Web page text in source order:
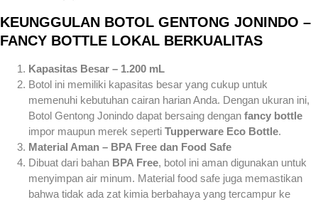
KEUNGGULAN BOTOL GENTONG JONINDO –
FANCY BOTTLE LOKAL BERKUALITAS
Kapasitas Besar – 1.200 mL
Botol ini memiliki kapasitas besar yang cukup untuk
memenuhi kebutuhan cairan harian Anda. Dengan ukuran ini,
Botol Gentong Jonindo dapat bersaing dengan fancy bottle
impor maupun merek seperti Tupperware Eco Bottle.
Material Aman – BPA Free dan Food Safe
Dibuat dari bahan BPA Free, botol ini aman digunakan untuk
menyimpan air minum. Material food safe juga memastikan
bahwa tidak ada zat kimia berbahaya yang tercampur ke